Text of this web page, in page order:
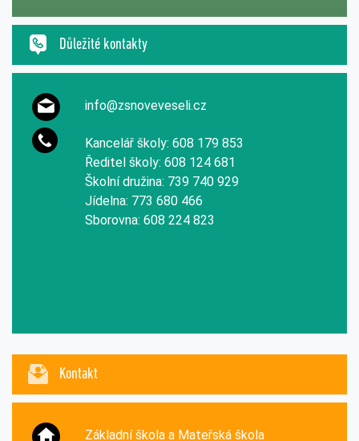
Důležité kontakty
info@zsnoveveseli.cz
Kancelář školy: 608 179 853
Ředitel školy: 608 124 681
Školní družina: 739 740 929
Jídelna: 773 680 466
Sborovna: 608 224 823
Kontakt
Základní škola a Mateřská škola